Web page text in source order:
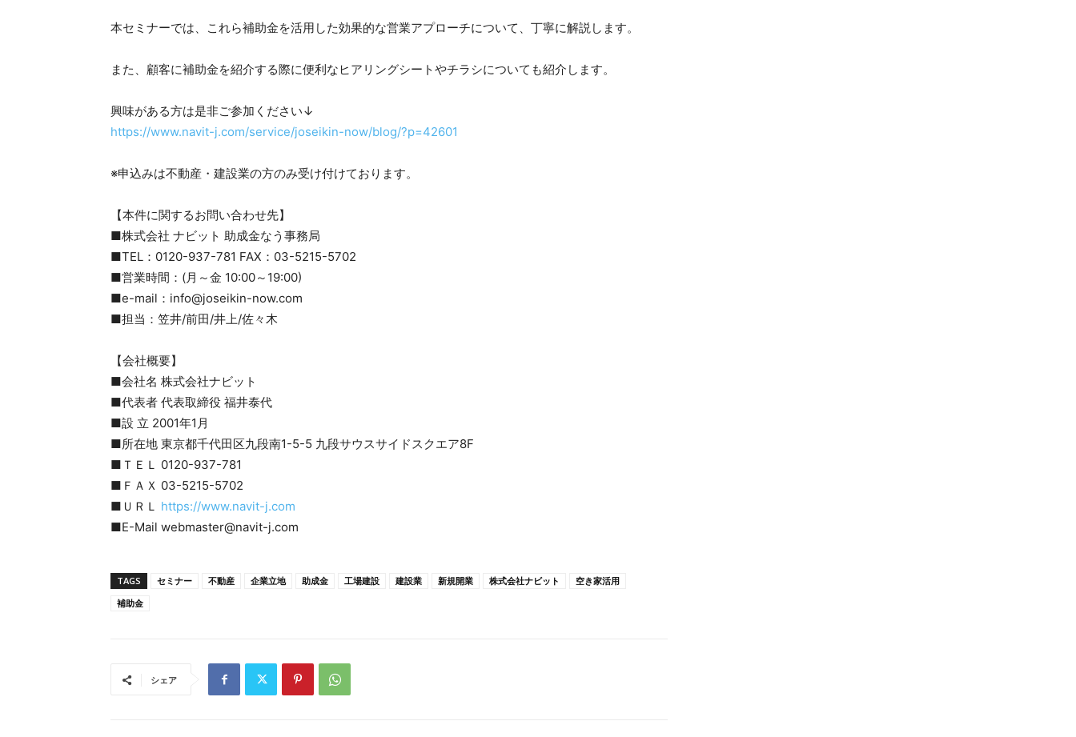
本セミナーでは、これら補助金を活用した効果的な営業アプローチについて、丁寧に解説します。
また、顧客に補助金を紹介する際に便利なヒアリングシートやチラシについても紹介します。
興味がある方は是非ご参加ください↓
https://www.navit-j.com/service/joseikin-now/blog/?p=42601
※申込みは不動産・建設業の方のみ受け付けております。
【本件に関するお問い合わせ先】
■株式会社 ナビット 助成金なう事務局
■TEL：0120-937-781 FAX：03-5215-5702
■営業時間：(月～金 10:00～19:00)
■e-mail：info@joseikin-now.com
■担当：笠井/前田/井上/佐々木
【会社概要】
■会社名 株式会社ナビット
■代表者 代表取締役 福井泰代
■設 立 2001年1月
■所在地 東京都千代田区九段南1-5-5 九段サウスサイドスクエア8F
■ＴＥＬ 0120-937-781
■ＦＡＸ 03-5215-5702
■ＵＲＬ https://www.navit-j.com
■E-Mail webmaster@navit-j.com
TAGS セミナー 不動産 企業立地 助成金 工場建設 建設業 新規開業 株式会社ナビット
空き家活用
補助金
シェア